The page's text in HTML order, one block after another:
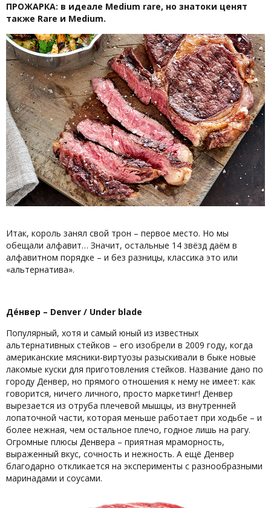
ПРОЖАРКА: в идеале Medium rare, но знатоки ценят
также Rare и Medium.
Итак, король занял свой трон – первое место. Но мы
обещали алфавит… Значит, остальные 14 звёзд даём в
алфавитном порядке – и без разницы, классика это или
«альтернатива».
Дéнвер – Denver / Under blade
Популярный, хотя и самый юный из известных
альтернативных стейков – его изобрели в 2009 году, когда
американские мясники-виртуозы разыскивали в быке новые
лакомые куски для приготовления стейков. Название дано по
городу Денвер, но прямого отношения к нему не имеет: как
говорится, ничего личного, просто маркетинг! Денвер
вырезается из отруба плечевой мышцы, из внутренней
лопаточной части, которая меньше работает при ходьбе – и
более нежная, чем остальное плечо, годное лишь на рагу.
Огромные плюсы Денвера – приятная мраморность,
выраженный вкус, сочность и нежность. А ещё Денвер
благодарно откликается на эксперименты с разнообразными
маринадами и соусами.